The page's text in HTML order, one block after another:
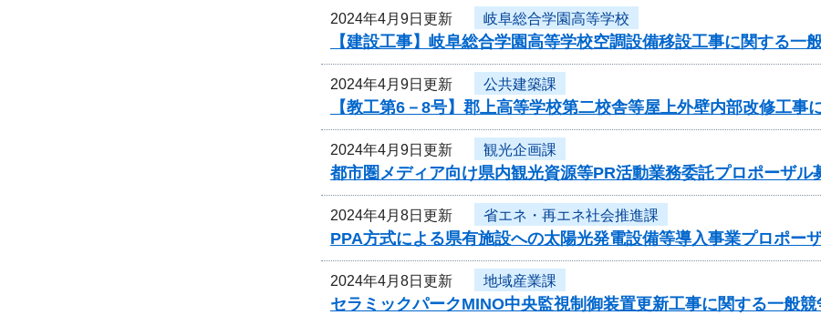
2024年4月9日更新 岐阜総合学園高等学校
【建設工事】岐阜総合学園高等学校空調設備移設工事に関する一
2024年4月9日更新 公共建築課
【教工第6－8号】郡上高等学校第二校舎等屋上外壁内部改修工事
2024年4月9日更新 観光企画課
都市圏メディア向け県内観光資源等PR活動業務委託プロポーザル
2024年4月8日更新 省エネ・再エネ社会推進課
PPA方式による県有施設への太陽光発電設備等導入事業プロポー
2024年4月8日更新 地域産業課
セラミックパークMINO中央監視制御装置更新工事に関する一般